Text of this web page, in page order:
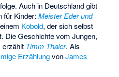
Auch in Deutschland gibt
für Kinder:Meister Eder und
Kobold, der sich selbst
Die Geschichte vom Jungen,
erzählt Timm Thaler. Als
ErzählungvonJames